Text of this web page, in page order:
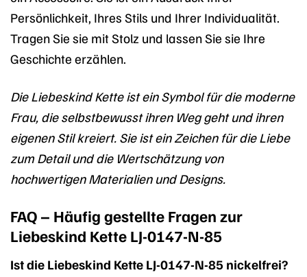
Persönlichkeit, Ihres Stils und Ihrer Individualität.
Tragen Sie sie mit Stolz und lassen Sie sie Ihre
Geschichte erzählen.
Die Liebeskind Kette ist ein Symbol für die moderne
Frau, die selbstbewusst ihren Weg geht und ihren
eigenen Stil kreiert. Sie ist ein Zeichen für die Liebe
zum Detail und die Wertschätzung von
hochwertigen Materialien und Designs.
FAQ – Häufig gestellte Fragen zur
Liebeskind Kette LJ-0147-N-85
Ist die Liebeskind Kette LJ-0147-N-85 nickelfrei?